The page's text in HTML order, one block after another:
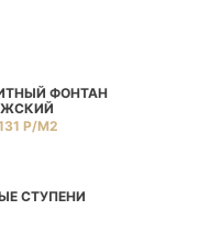
ФОНТАН
Р/М2
СТУПЕНИ